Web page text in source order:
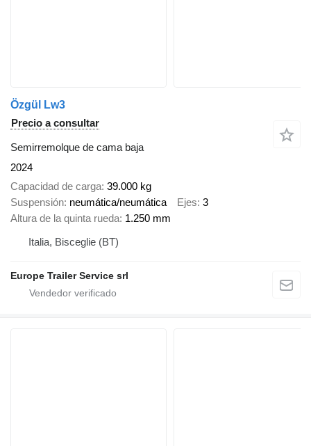
Özgül Lw3
Precio a consultar
Semirremolque de cama baja
2024
Capacidad de carga 39.000 kg
Suspensión neumática/neumática Ejes 3
Altura de la quinta rueda 1.250 mm
Italia, Bisceglie (BT)
Europe Trailer Service srl